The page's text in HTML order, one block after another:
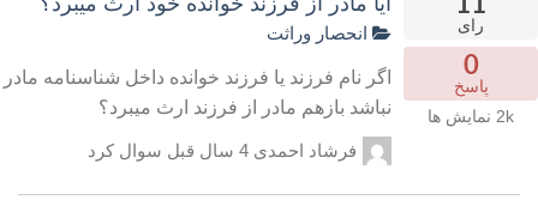
رای
0
پاسخ
2k
نمایش ها
انحصار وراثت
اگر نام فرزند یا فرزند خوانده داخل شناسنامه مادر
نباشد بازهم مادر از فرزند ارث میبرد؟
فرشاد احمدی 4 سال قبل سوال کرد